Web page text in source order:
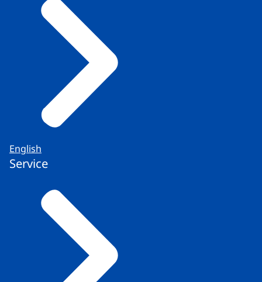
English
Service